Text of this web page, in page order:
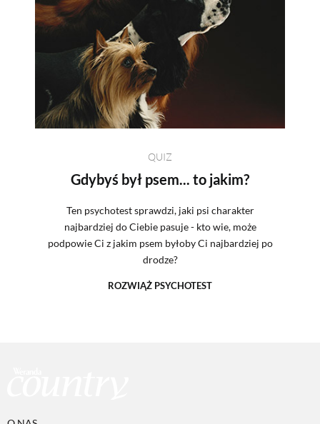
QUIZ
Gdybyś był psem... to jakim?
Ten psychotest sprawdzi, jaki psi charakter
najbardziej do Ciebie pasuje - kto wie, może
podpowie Ci z jakim psem byłoby Ci najbardziej po
drodze?
ROZWIĄŻ PSYCHOTEST